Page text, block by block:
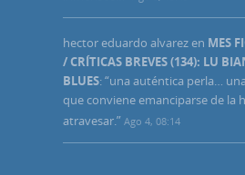
hector eduardo alvarez en MES
/ CRÍTICAS BREVES (134): LU
BLUES: “una auténtica perla…
que conviene emanciparse de la
atravesar.” Ago 4, 08:14